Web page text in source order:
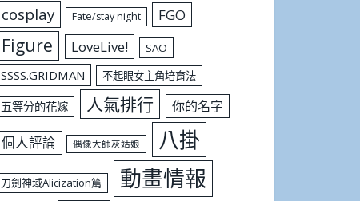
cosplay Fate/stay night FGO
Figure LoveLive! SAO
SSSS.GRIDMAN 不起眼女主角培育法
五等分的花嫁 人氣排行 你的名字
個人評論 偶像大師灰姑娘 八掛
刀劍神域Alicization篇 動畫情報